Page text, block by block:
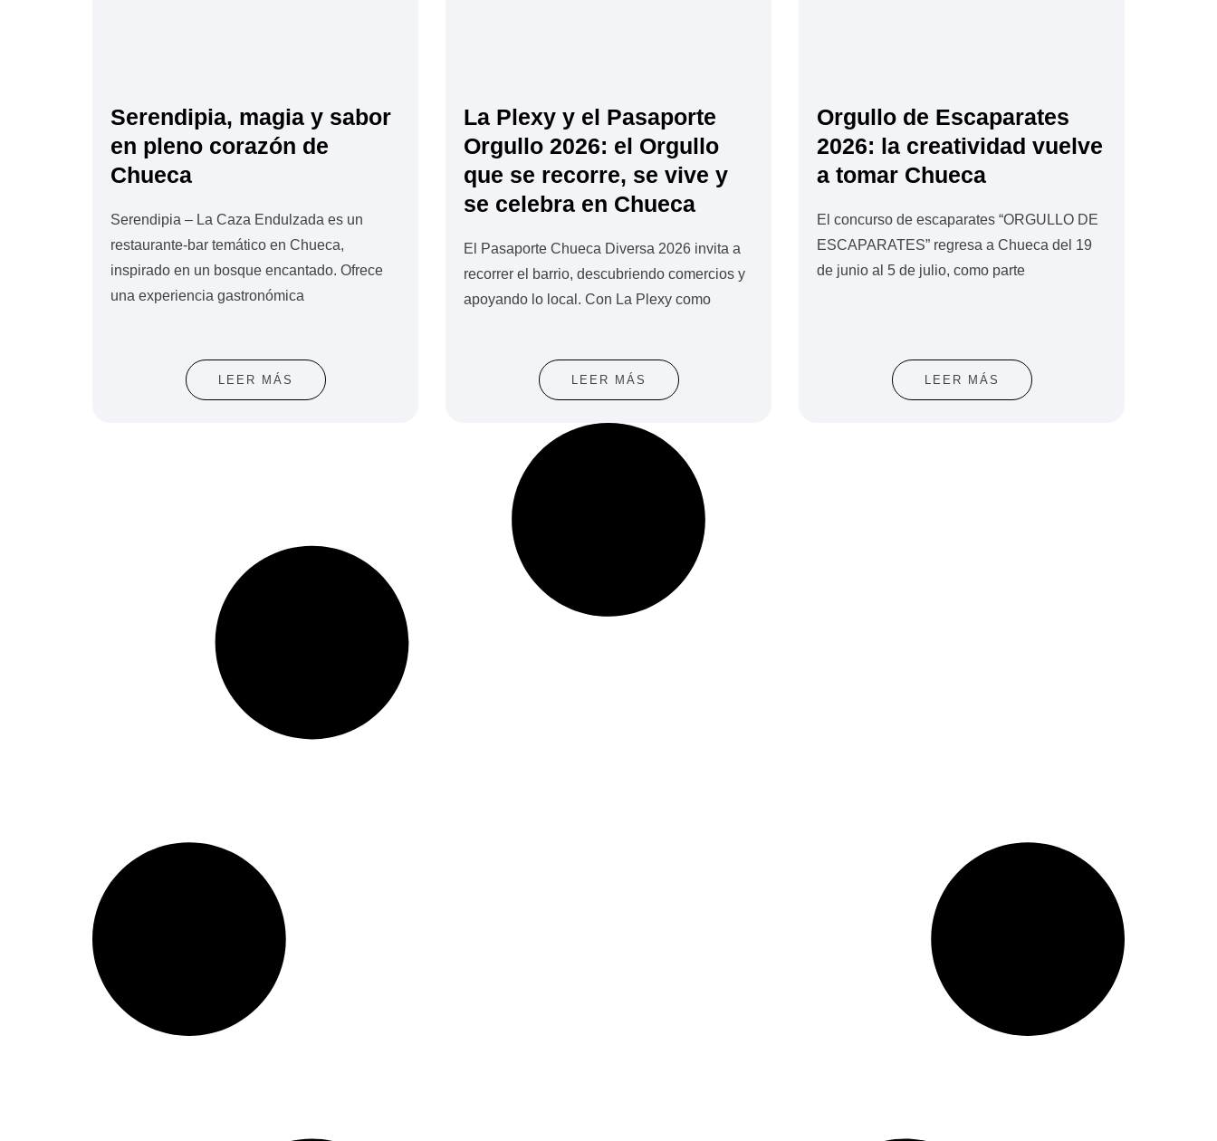
Serendipia, magia y sabor
en pleno corazón de
Chueca
Serendipia – La Caza Endulzada es un
restaurante-bar temático en Chueca,
inspirado en un bosque encantado. Ofrece
una experiencia gastronómica
LEER MÁS
La Plexy y el Pasaporte
Orgullo 2026: el Orgullo
que se recorre, se vive y
se celebra en Chueca
El Pasaporte Chueca Diversa 2026 invita a
recorrer el barrio, descubriendo comercios y
apoyando lo local. Con La Plexy como
LEER MÁS
Orgullo de Escaparates
2026: la creatividad vuelve
a tomar Chueca
El concurso de escaparates “ORGULLO DE
ESCAPARATES” regresa a Chueca del 19
de junio al 5 de julio, como parte
LEER MÁS